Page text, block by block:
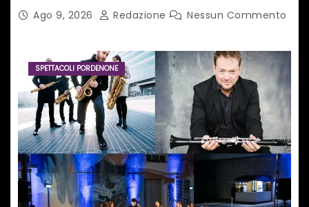
Ago 9, 2026 Redazione Nessun Commento
SPETTACOLI PORDENONE